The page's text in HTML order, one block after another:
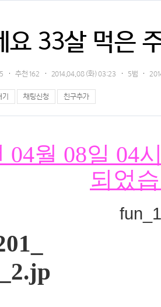
요 33살 먹은
추천162 2014.04.08 (화) 03:23 5범
채팅신청 친구추가
04월 08일 04
되었